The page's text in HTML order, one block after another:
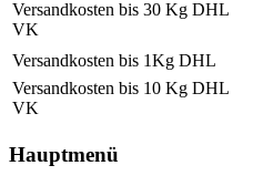
Versandkosten bis 30 Kg DHL
VK
Versandkosten bis 1Kg DHL
Versandkosten bis 10 Kg DHL
VK
Hauptmenü